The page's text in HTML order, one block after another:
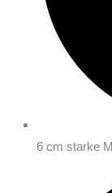
6 cm starke